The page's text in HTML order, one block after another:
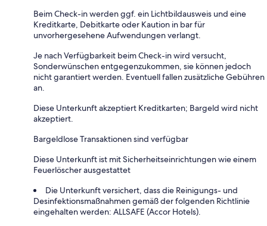
Beim Check-in werden ggf. ein Lichtbildausweis und eine
Kreditkarte, Debitkarte oder Kaution in bar für
unvorhergesehene Aufwendungen verlangt.
Je nach Verfügbarkeit beim Check-in wird versucht,
Sonderwünschen entgegenzukommen, sie können jedoch
nicht garantiert werden. Eventuell fallen zusätzliche Gebühren
an.
Diese Unterkunft akzeptiert Kreditkarten; Bargeld wird nicht
akzeptiert.
Bargeldlose Transaktionen sind verfügbar
Diese Unterkunft ist mit Sicherheitseinrichtungen wie einem
Feuerlöscher ausgestattet
Die Unterkunft versichert, dass die Reinigungs- und
Desinfektionsmaßnahmen gemäß der folgenden Richtlinie
eingehalten werden: ALLSAFE (Accor Hotels).